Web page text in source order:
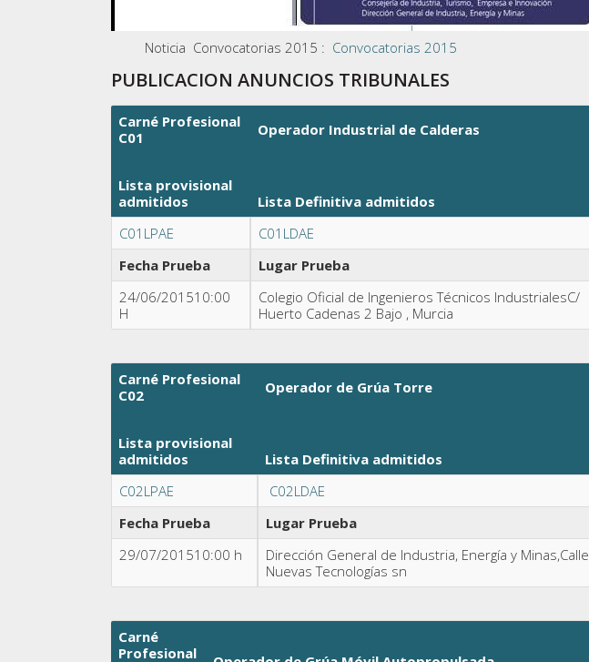
Noticia Convocatorias 2015 : Convocatorias 2015
PUBLICACION ANUNCIOS TRIBUNALES
Carné Profesional
C01
Operador Industrial de Calderas
Lista provisional
admitidos
Lista Definitiva admitidos
C01LPAE
C01LDAE
Fecha Prueba
Lugar Prueba
24/06/201510:00
H
Colegio Oficial de Ingenieros Técnicos IndustrialesC/
Huerto Cadenas 2 Bajo , Murcia
Carné Profesional
C02
Operador de Grúa Torre
Lista provisional
admitidos
Lista Definitiva admitidos
C02LPAE
C02LDAE
Fecha Prueba
Lugar Prueba
29/07/201510:00 h
Dirección General de Industria, Energía y Minas,Calle
Nuevas Tecnologías sn
Carné
Profesional